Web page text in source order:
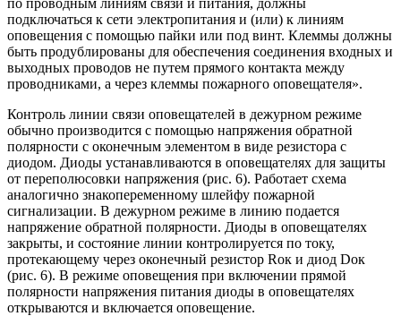
подключаться к сети электропитания и (или) к линиям
оповещения с помощью пайки или под винт. Клеммы должны
быть продублированы для обеспечения соединения входных и
выходных проводов не путем прямого контакта между
проводниками, а через клеммы пожарного оповещателя».
Контроль линии связи оповещателей в дежурном режиме
обычно производится с помощью напряжения обратной
полярности с оконечным элементом в виде резистора с
диодом. Диоды устанавливаются в оповещателях для защиты
от переполюсовки напряжения (рис. 6). Работает схема
аналогично знакопеременному шлейфу пожарной
сигнализации. В дежурном режиме в линию подается
напряжение обратной полярности. Диоды в оповещателях
закрыты, и состояние линии контролируется по току,
протекающему через оконечный резистор Rок и диод Dок
(рис. 6). В режиме оповещения при включении прямой
полярности напряжения питания диоды в оповещателях
открываются и включается оповещение.